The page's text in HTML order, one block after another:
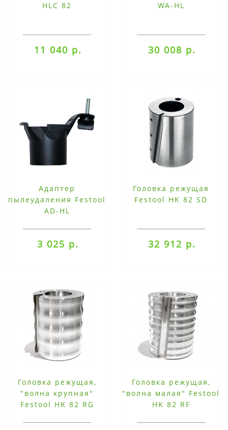
HLC 82
11 040 р.
WA-HL
30 008 р.
Адаптер
пылеудаления Festool
AD-HL
3 025 р.
Головка режущая
Festool HK 82 SD
32 912 р.
Головка режущая,
"волна крупная"
Festool HK 82 RG
Головка режущая,
"волна малая" Festool
HK 82 RF